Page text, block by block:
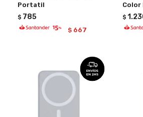
Portatil
$ 785
$ 667
Color
$